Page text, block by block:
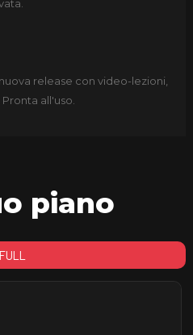
release con video-lezioni,
all'uso.
piano
FULL